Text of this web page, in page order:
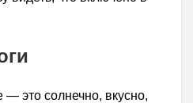
это солнечно, вкусно,